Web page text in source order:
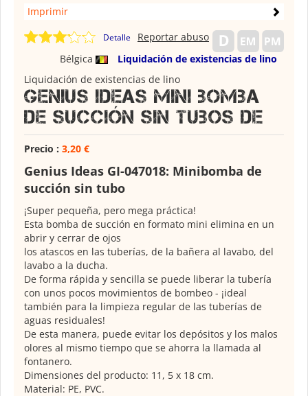
Imprimir
Detalle
Bélgica Liquidación de existencias de lino
Reportar abuso
Liquidación de existencias de lino
Genius Ideas Mini bomba
de succión sin tubos de
Precio : 3,20 €
Genius Ideas GI-047018: Minibomba de
succión sin tubo
¡Super pequeña, pero mega práctica!
Esta bomba de succión en formato mini elimina en un
abrir y cerrar de ojos
los atascos en las tuberías, de la bañera al lavabo, del
lavabo a la ducha.
De forma rápida y sencilla se puede liberar la tubería
con unos pocos movimientos de bombeo - ¡ideal
también para la limpieza regular de las tuberías de
aguas residuales!
De esta manera, puede evitar los depósitos y los malos
olores al mismo tiempo que se ahorra la llamada al
fontanero.
Dimensiones del producto: 11, 5 x 18 cm.
Material: PE, PVC.